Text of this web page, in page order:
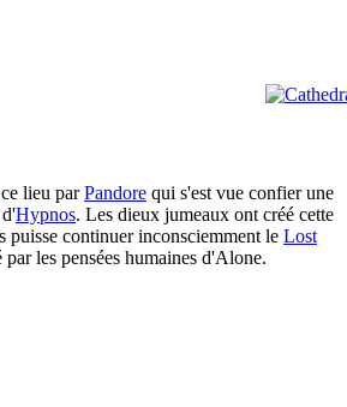
lieu parPandore qui s'est vue confier une
Hypnos. Les dieux jumeaux ont créé cette
puisse continuer inconsciemment le Lost
par les pensées humaines d'Alone.